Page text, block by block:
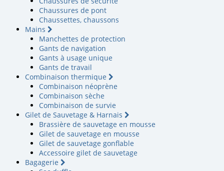
Chaussures de pont
Chaussettes, chaussons
Mains
Manchettes de protection
Gants de navigation
Gants à usage unique
Gants de travail
Combinaison thermique
Combinaison néoprène
Combinaison sèche
Combinaison de survie
Gilet de Sauvetage & Harnais
Brassière de sauvetage en mousse
Gilet de sauvetage en mousse
Gilet de sauvetage gonflable
Accessoire gilet de sauvetage
Bagagerie